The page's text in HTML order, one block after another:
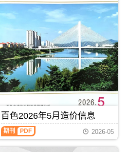
价
信
布，
钦
州
信
息
价
包
含
区
域：
钦
州
市、
息
设
工
程
造
价
信
期
刊，
由
梧
州
市
百色2026年5月造价信息
百
色
期刊 PDF 2026-05